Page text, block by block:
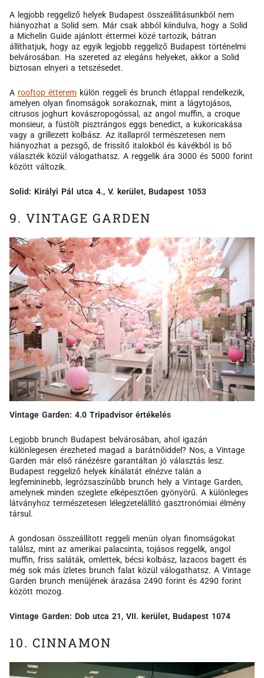
A legjobb reggeliző helyek Budapest összeállításunkból nem
hiányozhat a Solid sem. Már csak abból kiindulva, hogy a Solid
a Michelin Guide ajánlott éttermei közé tartozik, bátran
állíthatjuk, hogy az egyik legjobb reggeliző Budapest történelmi
belvárosában. Ha szereted az elegáns helyeket, akkor a Solid
biztosan elnyeri a tetszésedet.
A rooftop étterem külön reggeli és brunch étlappal rendelkezik,
amelyen olyan finomságok sorakoznak, mint a lágytojásos,
citrusos joghurt kovászropogóssal, az angol muffin, a croque
monsieur, a füstölt pisztrángos eggs benedict, a kukoricakása
vagy a grillezett kolbász. Az itallapról természetesen nem
hiányozhat a pezsgő, de frissítő italokból és kávékból is bő
választék közül válogathatsz. A reggelik ára 3000 és 5000 forint
között változik.
Solid: Királyi Pál utca 4., V. kerület, Budapest 1053
9. VINTAGE GARDEN
Vintage Garden: 4.0 Tripadvisor értékelés
Legjobb brunch Budapest belvárosában, ahol igazán
különlegesen érezheted magad a barátnőiddel? Nos, a Vintage
Garden már első ránézésre garantáltan jó választás lesz.
Budapest reggeliző helyek kínálatát elnézve talán a
legfemininebb, legrózsaszínűbb brunch hely a Vintage Garden,
amelynek minden szeglete elképesztően gyönyörű. A különleges
látványhoz természetesen lélegzetelállító gasztronómiai élmény
társul.
A gondosan összeállított reggeli menün olyan finomságokat
találsz, mint az amerikai palacsinta, tojásos reggelik, angol
muffin, friss saláták, omlettek, bécsi kolbász, lazacos bagett és
még sok más ízletes brunch falat közül válogathatsz. A Vintage
Garden brunch menüjének árazása 2490 forint és 4290 forint
között mozog.
Vintage Garden: Dob utca 21, VII. kerület, Budapest 1074
10. CINNAMON